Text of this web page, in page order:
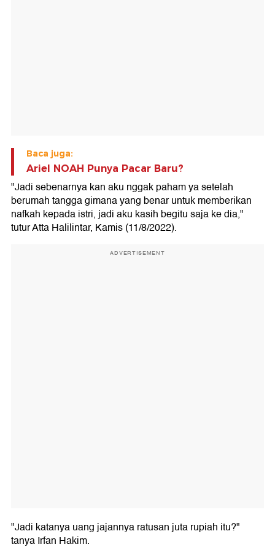
Baca juga:
Ariel NOAH Punya Pacar Baru?
"Jadi sebenarnya kan aku nggak paham ya setelah
berumah tangga gimana yang benar untuk memberikan
nafkah kepada istri, jadi aku kasih begitu saja ke dia,"
tutur Atta Halilintar, Kamis (11/8/2022).
ADVERTISEMENT
"Jadi katanya uang jajannya ratusan juta rupiah itu?"
tanya Irfan Hakim.